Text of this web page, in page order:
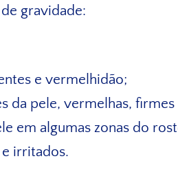
gravidade:
e vermelhidão;
da pele, vermelhas,
em algumas zonas do
irritados.